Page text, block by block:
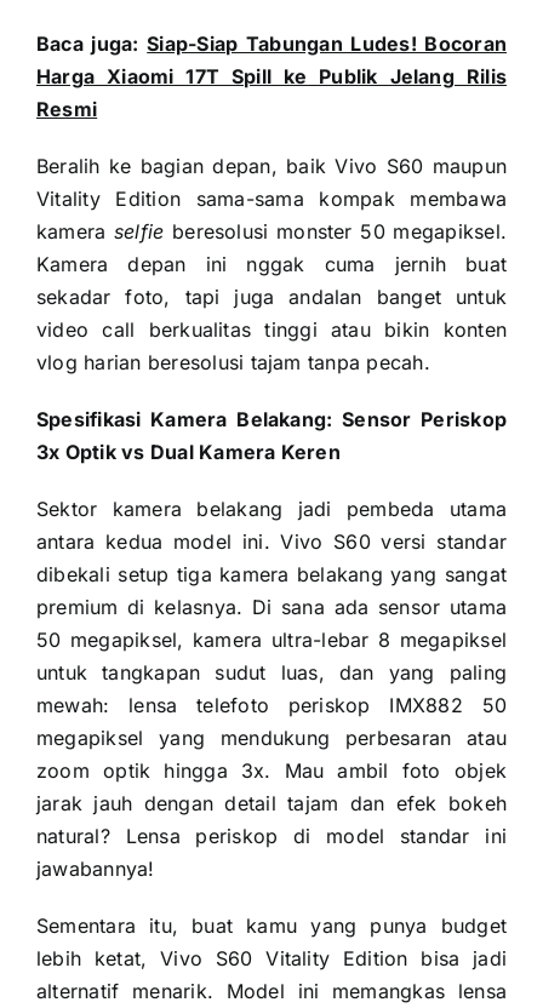
Baca juga:Siap-Siap Tabungan Ludes! Bocoran
Harga Xiaomi 17T Spill ke Publik Jelang Rilis
Resmi
Beralih ke bagian depan, baik Vivo S60 maupun
Vitality Edition sama-sama kompak membawa
kameraselfie beresolusi monster 50 megapiksel.
Kamera depan ini nggak cuma jernih buat
sekadar foto, tapi juga andalan banget untuk
video call berkualitas tinggi atau bikin konten
vlog harian beresolusi tajam tanpa pecah.
Spesifikasi Kamera Belakang: Sensor Periskop
3x Optik vs Dual Kamera Keren
Sektor kamera belakang jadi pembeda utama
antara kedua model ini. Vivo S60 versi standar
dibekali setup tiga kamera belakang yang sangat
premium di kelasnya. Di sana ada sensor utama
50 megapiksel, kamera ultra-lebar 8 megapiksel
untuk tangkapan sudut luas, dan yang paling
mewah: lensa telefoto periskop IMX882 50
megapiksel yang mendukung perbesaran atau
zoom optik hingga 3x. Mau ambil foto objek
jarak jauh dengan detail tajam dan efek bokeh
natural? Lensa periskop di model standar ini
jawabannya!
Sementara itu, buat kamu yang punya budget
lebih ketat, Vivo S60 Vitality Edition bisa jadi
alternatif menarik. Model ini memangkas lensa